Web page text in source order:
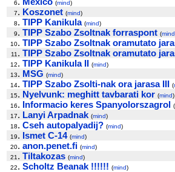
6
(mind)
7. Koszonet (mind)
8. TIPP Kanikula (mind)
9. TIPP Szabo Zsoltnak forraspont (mind
10. TIPP Szabo Zsoltnak oramutato
11 . TIPP Szabo Zsoltnak oramutato
12. TIPP Kanikula II (mind)
13. MSG (mind)
14. TIPP Szabo Zsolti-nak ora jarasa III (
15. Nyelvunk: meghitt tavbarati kor (mind)
16. Informacio keres Spanyolorszagrol (
17. Lanyi Arpadnak (mind)
18. Cseh autopalyadij? (mind)
19. Ismet C-14 (mind)
20. anon.penet.fi (mind)
21 . Tiltakozas (mind)
22. Scholtz Beanak !!!!!! (mind)